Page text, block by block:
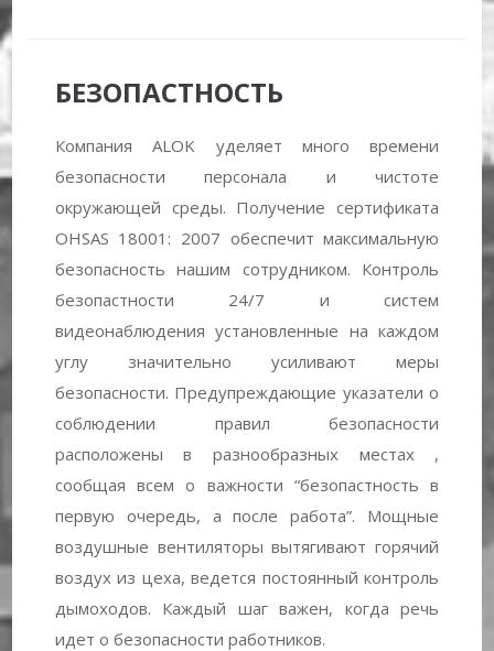
БЕЗОПАСТНОСТЬ
Компания ALOK уделяет много времени
безопасности персонала и чистоте
окружающей среды. Получение сертификата
OHSAS 18001: 2007 обеспечит максимальную
безопасность нашим сотрудником. Контроль
безопастности 24/7 и систем
видеонаблюдения установленные на каждом
углу значительно усиливают меры
безопасности. Предупреждающие указатели о
соблюдении правил безопасности
расположены в разнообразных местах ,
сообщая всем о важности “безопастность в
первую очередь, а после работа”. Мощные
воздушные вентиляторы вытягивают горячий
воздух из цеха, ведется постоянный контроль
дымоходов. Каждый шаг важен, когда речь
идет о безопасности работников.